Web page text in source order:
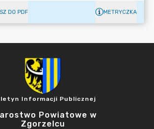
DO PDF METRYCZKA
Informacji Publicznej
Powiatowe w
Zgorzelcu